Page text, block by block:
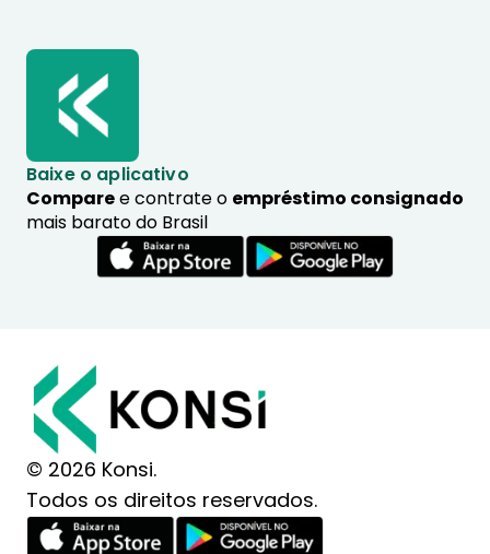
Baixe o aplicativo
Comparee contrate o empréstimo consignado
mais barato do Brasil
© 2026 Konsi.
Todos os direitos reservados.